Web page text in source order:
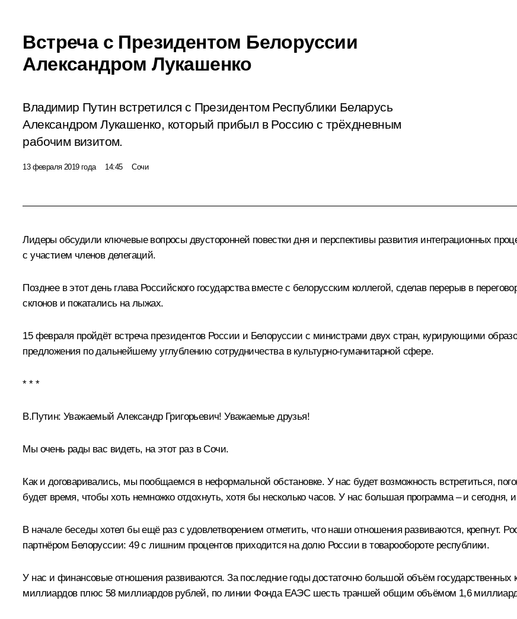
Встреча с Президентом Белоруссии
Александром Лукашенко
Владимир Путин встретился с Президентом Республики Беларусь
Александром Лукашенко, который прибыл в Россию с трёхдневным
рабочим визитом.
13 февраля 2019 года 14:45 Сочи
Лидеры обсудили ключевые вопросы двусторонней повестки дня и перспективы развития интеграционных
с участием членов делегаций.
Позднее в этот день глава Российского государства вместе с белорусским коллегой, сделав перерыв в
склонов и покатались на лыжах.
15 февраля пройдёт встреча президентов России и Белоруссии с министрами двух стран, курирующими
предложения по дальнейшему углублению сотрудничества в культурно-гуманитарной сфере.
* * *
В.Путин: Уважаемый Александр Григорьевич! Уважаемые друзья!
Мы очень рады вас видеть, на этот раз в Сочи.
Как и договаривались, мы пообщаемся в неформальной обстановке. У нас будет возможность встретиться,
будет время, чтобы хоть немножко отдохнуть, хотя бы несколько часов. У нас большая программа – и сегодня,
В начале беседы хотел бы ещё раз с удовлетворением отметить, что наши отношения развиваются, крепнут.
партнёром Белоруссии: 49 с лишним процентов приходится на долю России в товарообороте республики.
У нас и финансовые отношения развиваются. За последние годы достаточно большой объём
миллиардов плюс 58 миллиардов рублей, по линии Фонда ЕАЭС шесть траншей общим объёмом 1,6